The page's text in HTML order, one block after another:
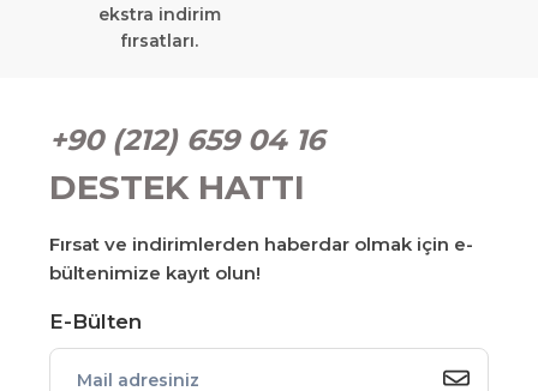
ekstra indirim
fırsatları.
+90 (212) 659 04 16
DESTEK HATTI
Fırsat ve indirimlerden haberdar olmak için e-
bültenimize kayıt olun!
E-Bülten